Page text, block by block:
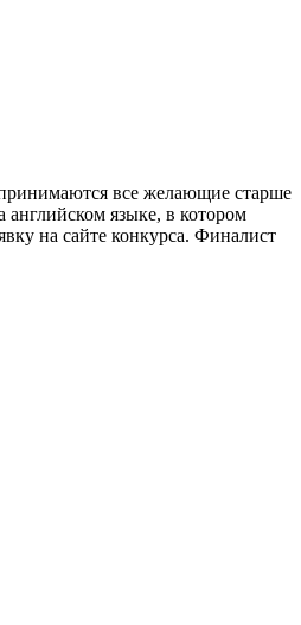
все желающие старше
языке, в котором
на сайте конкурса. Финалист